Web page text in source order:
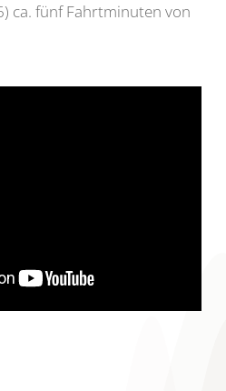
ca. fünf Fahrtminuten von